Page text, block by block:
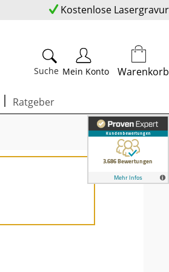
Kostenlose Lasergravur
Suche Mein Konto Warenkorb
Ratgeber